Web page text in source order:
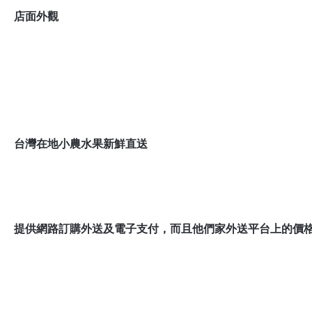
店面外觀
台灣在地小農水果新鮮直送
提供網路訂購外送及電子支付，而且他們家外送平台上的價